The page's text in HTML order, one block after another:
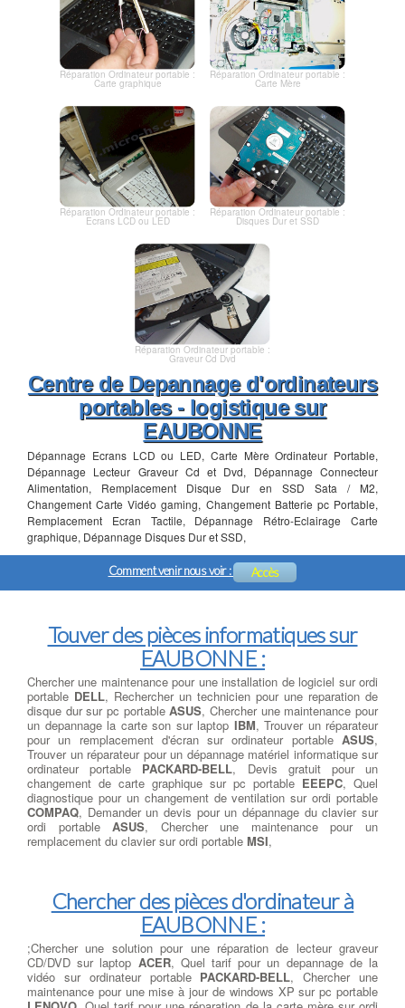
Réparation Ordinateur portable :
Carte graphique
Réparation Ordinateur portable :
Carte Mère
Réparation Ordinateur portable :
Ecrans LCD ou LED
Réparation Ordinateur portable :
Disques Dur et SSD
Réparation Ordinateur portable :
Graveur Cd Dvd
Centre de Depannage d'ordinateurs
portables - logistique sur
EAUBONNE
Dépannage Ecrans LCD ou LED, Carte Mère Ordinateur Portable,
Dépannage Lecteur Graveur Cd et Dvd, Dépannage Connecteur
Alimentation, Remplacement Disque Dur en SSD Sata / M2,
Changement Carte Vidéo gaming, Changement Batterie pc Portable,
Remplacement Ecran Tactile, Dépannage Rétro-Eclairage Carte
graphique, Dépannage Disques Dur et SSD,
Comment venir nous voir : Accès
Touver des pièces informatiques sur
EAUBONNE :
Chercher une maintenance pour une installation de logiciel sur ordi
portable DELL, Rechercher un technicien pour une reparation de
disque dur sur pc portableASUS, Chercher une maintenance pour
un depannage la carte son sur laptop IBM, Trouver un réparateur
pour un remplacement d'écran sur ordinateur portable ASUS,
Trouver un réparateur pour un dépannage matériel informatique sur
ordinateur portable PACKARD-BELL, Devis gratuit pour un
changement de carte graphique sur pc portable EEEPC, Quel
diagnostique pour un changement de ventilation sur ordi portable
COMPAQ, Demander un devis pour un dépannage du clavier sur
ordi portableASUS, Chercher une maintenance pour un
remplacement du clavier sur ordi portable MSI,
Chercher des pièces d'ordinateur à
EAUBONNE :
;Chercher une solution pour une réparation de lecteur graveur
CD/DVD sur laptop ACER, Quel tarif pour un depannage de la
vidéo sur ordinateur portable PACKARD-BELL, Chercher une
maintenance pour une mise à jour de windows XP sur pc portable